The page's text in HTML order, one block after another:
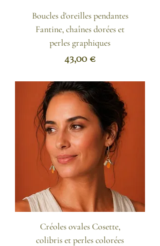
Boucles d'oreilles pendantes
Fantine, chaînes dorées et
perles graphiques
Prix
43,00 €
Créoles ovales Cosette,
colibris et perles colorées